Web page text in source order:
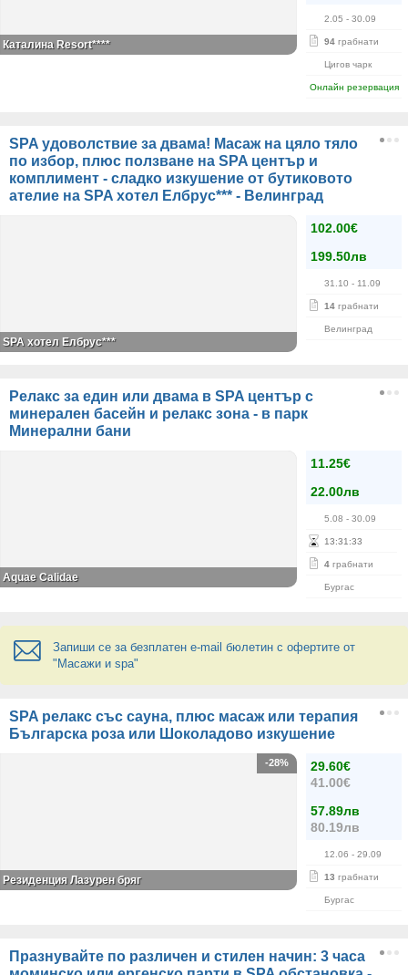
2.05 - 30.09
94 грабнати
Цигов чарк
Онлайн резервация
Каталина Resort****
SPA удоволствие за двама! Масаж на цяло тяло
по избор, плюс ползване на SPA център и
комплимент - сладко изкушение от бутиковото
ателие на SPA хотел Елбрус*** - Велинград
102.00€
199.50лв
31.10 - 11.09
14 грабнати
Велинград
SPA хотел Елбрус***
Релакс за един или двама в SPA център с
минерален басейн и релакс зона - в парк
Минерални бани
11.25€
22.00лв
5.08 - 30.09
13:31 :33
4 грабнати
Бургас
Aquae Calidae
Запиши се за безплатен e-mail бюлетин с офертите от
"Масажи и spa"
SPA релакс със сауна, плюс масаж или терапия
Българска роза или Шоколадово изкушение
29.60€
41.00€
57.89лв
80.19лв
12.06 - 29.09
13 грабнати
Бургас
-28%
Резиденция Лазурен бряг
Празнувайте по различен и стилен начин: 3 часа